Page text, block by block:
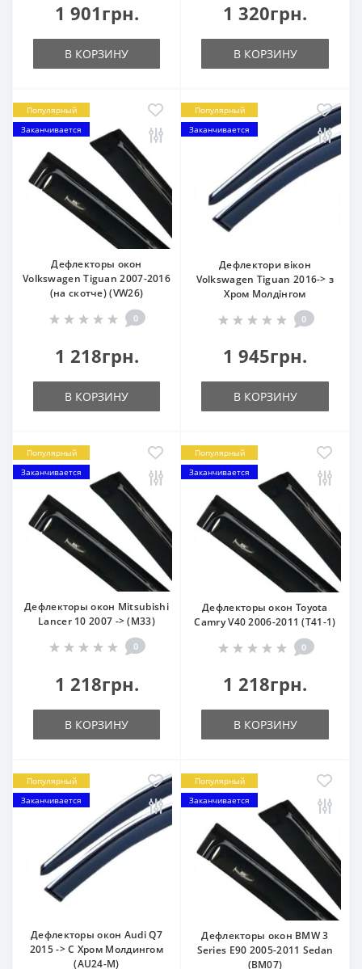
1 901грн.
В КОРЗИНУ
1 320грн.
В КОРЗИНУ
Популярный
Заканчивается
Дефлекторы окон
Volkswagen Tiguan 2007-2016
(на скотче) (VW26)
0
1 218грн.
В КОРЗИНУ
Популярный
Заканчивается
Дефлектори вікон
Volkswagen Tiguan 2016-> з
Хром Молдінгом
0
1 945грн.
В КОРЗИНУ
Популярный
Заканчивается
Дефлекторы окон Mitsubishi
Lancer 10 2007 -> (M33)
0
1 218грн.
В КОРЗИНУ
Популярный
Заканчивается
Дефлекторы окон Toyota
Camry V40 2006-2011 (T41-1)
0
1 218грн.
В КОРЗИНУ
Популярный
Заканчивается
Дефлекторы окон Audi Q7
2015 -> С Хром Молдингом
(AU24-M)
Популярный
Заканчивается
Дефлекторы окон BMW 3
Series Е90 2005-2011 Sedan
(BM07)